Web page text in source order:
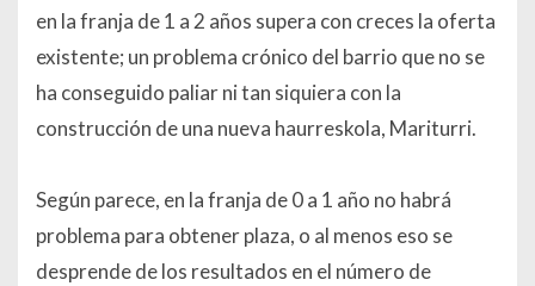
en la franja de 1 a 2 años supera con creces la oferta
existente; un problema crónico del barrio que no se
ha conseguido paliar ni tan siquiera con la
construcción de una nueva haurreskola, Mariturri.
Según parece, en la franja de 0 a 1 año no habrá
problema para obtener plaza, o al menos eso se
desprende de los resultados en el número de